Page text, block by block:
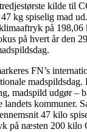
kilde til
kg spiselig mad
på
på hvert år den
FN’s
madspild udgør –
kommuner.
47 kilo
på næsten 200 kilo